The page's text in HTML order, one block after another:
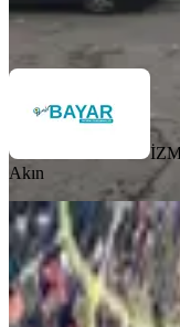
Akın
585
Buca,